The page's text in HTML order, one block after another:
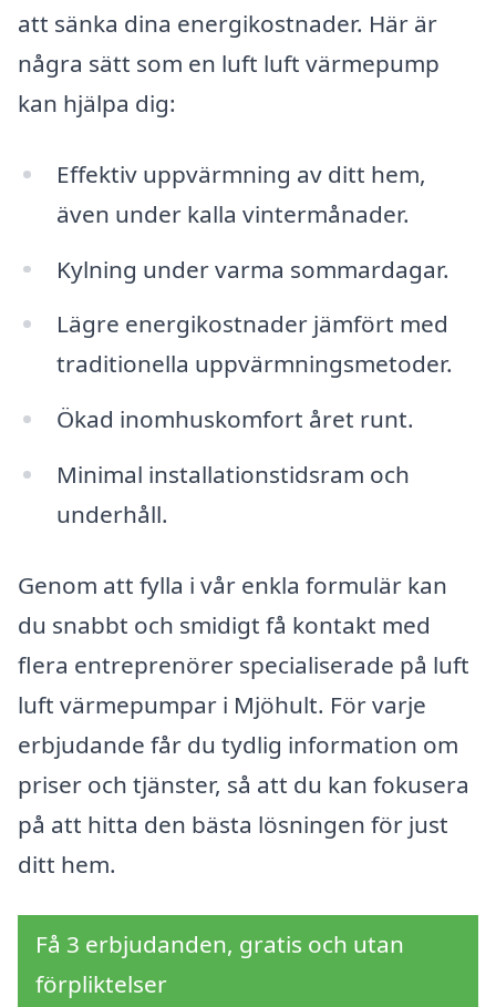
att sänka dina energikostnader. Här är
några sätt som en luft luft värmepump
kan hjälpa dig:
Effektiv uppvärmning av ditt hem,
även under kalla vintermånader.
Kylning under varma sommardagar.
Lägre energikostnader jämfört med
traditionella uppvärmningsmetoder.
Ökad inomhuskomfort året runt.
Minimal installationstidsram och
underhåll.
Genom att fylla i vår enkla formulär kan
du snabbt och smidigt få kontakt med
flera entreprenörer specialiserade på luft
luft värmepumpar i Mjöhult. För varje
erbjudande får du tydlig information om
priser och tjänster, så att du kan fokusera
på att hitta den bästa lösningen för just
ditt hem.
Få 3 erbjudanden, gratis och utan
förpliktelser